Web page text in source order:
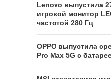
Lenovo выпустила
игровой монитор
частотой 280 Гц
OPPO выпустила
Pro Max 5G с